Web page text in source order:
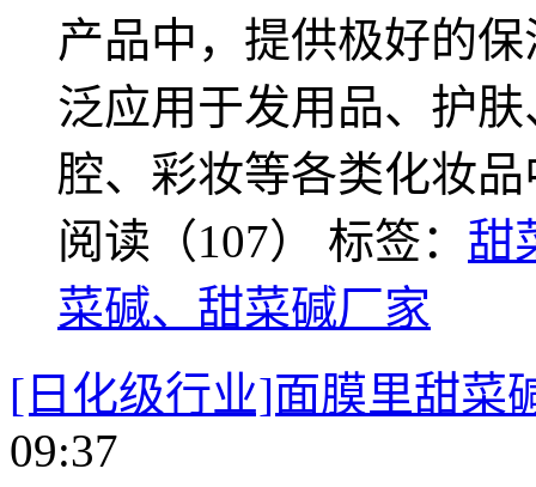
产品中，提供极好的
泛应用于发用品、护
腔、彩妆等各类化妆品
阅读（107） 标签： 甜
菜碱、甜菜碱厂家
[日化级行业]面膜里甜菜
09:37